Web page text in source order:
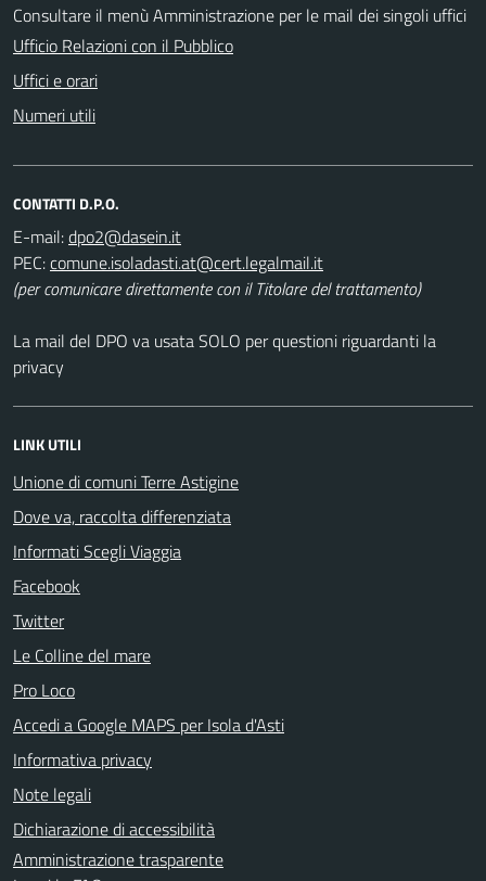
Consultare il menù Amministrazione per le mail dei singoli uffici
Ufficio Relazioni con il Pubblico
Uffici e orari
Numeri utili
CONTATTI D.P.O.
E-mail:
PEC:
(per comunicare direttamente con il Titolare del trattamento)
La mail del DPO va usata SOLO per questioni riguardanti la
privacy
LINK UTILI
Unione di comuni Terre Astigine
Dove va, raccolta differenziata
Informati Scegli Viaggia
Facebook
Twitter
Le Colline del mare
Pro Loco
Accedi a Google MAPS per Isola d'Asti
Informativa privacy
Note legali
Dichiarazione di accessibilità
Amministrazione trasparente